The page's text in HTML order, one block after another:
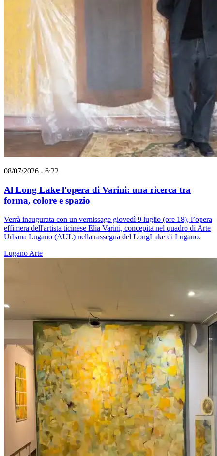
08/07/2026 - 6:22
Al Long Lake l'opera di Varini: una ricerca tra
forma, colore e spazio
Verrà inaugurata con un vernissage giovedì 9 luglio (ore 18), l’opera
effimera dell'artista ticinese Elia Varini, concepita nel quadro di Arte
Urbana Lugano (AUL) nella rassegna del LongLake di Lugano.
Lugano Arte